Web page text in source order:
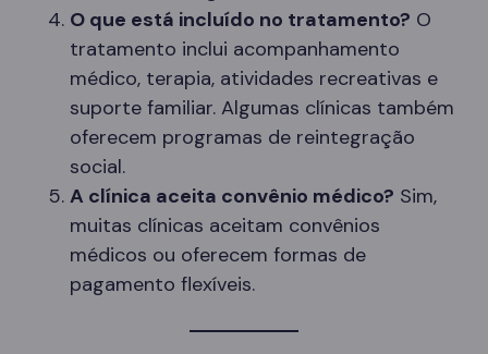
O que está incluído no tratamento? O
tratamento inclui acompanhamento
médico, terapia, atividades recreativas e
suporte familiar. Algumas clínicas também
oferecem programas de reintegração
social.
A clínica aceita convênio médico? Sim,
muitas clínicas aceitam convênios
médicos ou oferecem formas de
pagamento flexíveis.